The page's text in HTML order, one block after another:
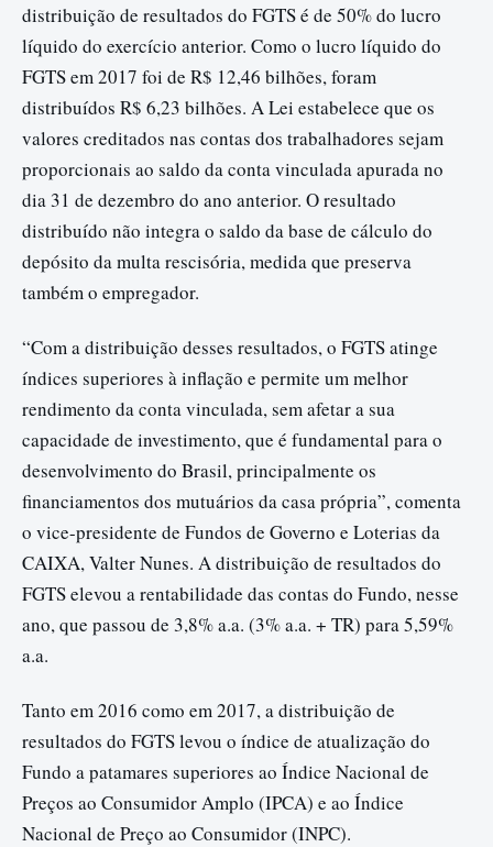
distribuição de resultados do FGTS é de 50% do lucro
líquido do exercício anterior. Como o lucro líquido do
FGTS em 2017 foi de R$ 12,46 bilhões, foram
distribuídos R$ 6,23 bilhões. A Lei estabelece que os
valores creditados nas contas dos trabalhadores sejam
proporcionais ao saldo da conta vinculada apurada no
dia 31 de dezembro do ano anterior. O resultado
distribuído não integra o saldo da base de cálculo do
depósito da multa rescisória, medida que preserva
também o empregador.
“Com a distribuição desses resultados, o FGTS atinge
índices superiores à inflação e permite um melhor
rendimento da conta vinculada, sem afetar a sua
capacidade de investimento, que é fundamental para o
desenvolvimento do Brasil, principalmente os
financiamentos dos mutuários da casa própria”, comenta
o vice-presidente de Fundos de Governo e Loterias da
CAIXA, Valter Nunes. A distribuição de resultados do
FGTS elevou a rentabilidade das contas do Fundo, nesse
ano, que passou de 3,8% a.a. (3% a.a. + TR) para 5,59%
a.a.
Tanto em 2016 como em 2017, a distribuição de
resultados do FGTS levou o índice de atualização do
Fundo a patamares superiores ao Índice Nacional de
Preços ao Consumidor Amplo (IPCA) e ao Índice
Nacional de Preço ao Consumidor (INPC).